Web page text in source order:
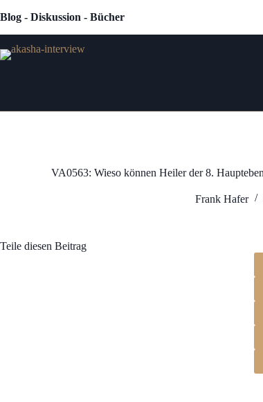
Inhalt
Blog - Diskussion - Bücher
VA0563: Wieso können Heiler der 8.
Frank Hafer
Teile diesen Beitrag